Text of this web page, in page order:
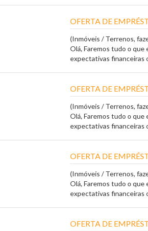
OFERTA DE
(Inmóveis / Terrenos,
Olá, Faremos tudo o que
expectativas financeiras
OFERTA DE
(Inmóveis / Terrenos,
Olá, Faremos tudo o que
expectativas financeiras
OFERTA DE
(Inmóveis / Terrenos,
Olá, Faremos tudo o que
expectativas financeiras
OFERTA DE